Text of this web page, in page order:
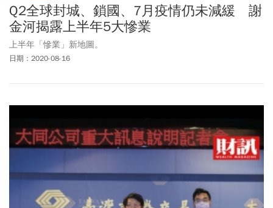
Q2全球封城、鎖國、7月疫情仍未減緩 謝
金河揭露上半年5大慘業
上半年「慘業」新地圖。
日期：2020-08-16